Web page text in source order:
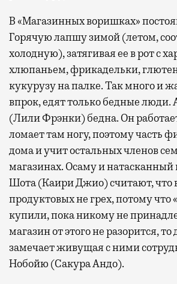
В «Магазинных воришках»
Горячую лапшу зимой (летом,
холодную), затягивая ее в рот с
хлюпаньем, фрикадельки,
кукурузу на палке. Так много и
впрок, едят только бедные люди.
(Лили Фрэнки) бедна. Он
ломает там ногу, поэтому часть
дома и учит остальных членов
магазинах. Осаму и
Шота (Каири Джио) считают, что
продуктовых не грех, потому что
купили, пока никому не
магазин от этого не разорится,
замечает живущая с ними
Нобойю (Сакура Андо).